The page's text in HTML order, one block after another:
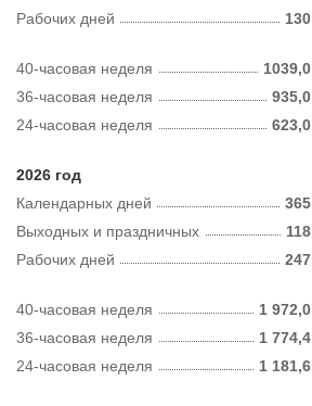
Рабочих дней 130
40-часовая неделя
1039,0
36-часовая неделя
935,0
24-часовая неделя
623,0
2026 год
Календарных дней
365
Рабочих дней 247
Выходных и праздничных 118
40-часовая неделя
1 972,0
36-часовая неделя
1 774,4
24-часовая неделя
1 181,6